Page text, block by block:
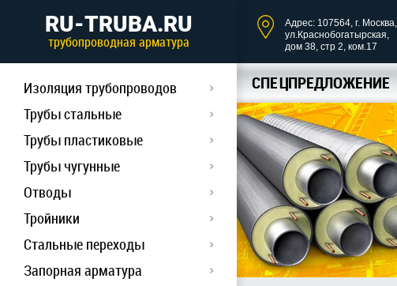
RU-TRUBA.RU
трубопроводная арматура
Изоляция трубопроводов
Трубы стальные
Трубы пластиковые
Трубы чугунные
Отводы
Тройники
Стальные переходы
Запорная арматура
Адрес: 107564, г. Москва,
ул.Краснобогатырская,
дом 38, стр 2, ком.17
СПЕЦПРЕДЛОЖЕНИЕ